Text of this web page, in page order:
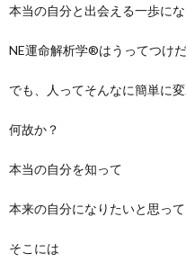
本当の自分と出会える一歩に
NE運命解析学®はうってつけだ
でも、人ってそんなに簡単に
何故か？
本当の自分を知って
本来の自分になりたいと思って
そこには